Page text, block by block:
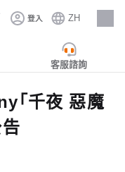
登入 ZH
人才招募
客服諮詢
「千夜 惡魔